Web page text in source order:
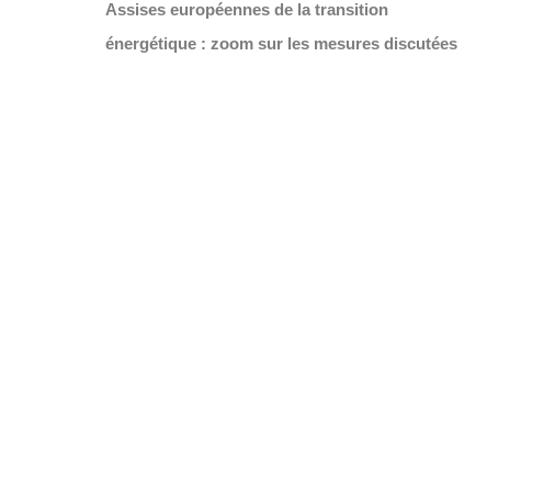
Assises européennes de la transition
énergétique : zoom sur les mesures discutées